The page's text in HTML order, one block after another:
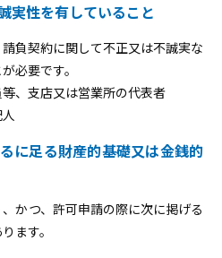
実性を有していること
負契約に関して不正又は不誠実な
必要です。
、支店又は営業所の代表者
に足る財産的基礎又は金銭的
かつ、許可申請の際に次に掲げる
ます。